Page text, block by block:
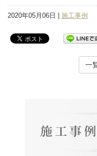
2020年05月06日 | 施工事例
一